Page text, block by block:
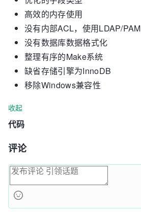
高效的内存使用
没有内部ACL，使用LDAP/PAM
没有数据库数据格式化
整理有序的Make系统
缺省存储引擎为InnoDB
移除Windows兼容性
收起
代码
评论